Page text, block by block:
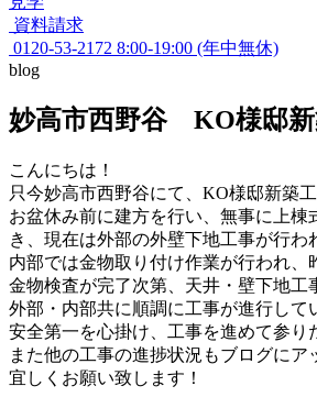
資料請求
0120-53-2172 8:00-19:00 (年中無休)
blog
妙高市西野谷 KO様邸新
こんにちは！
只今妙高市西野谷にて、KO様邸新築
お盆休み前に建方を行い、無事に上棟
き、現在は外部の外壁下地工事が行わ
内部では金物取り付け作業が行われ、
金物検査が完了次第、天井・壁下地工
外部・内部共に順調に工事が進行して
安全第一を心掛け、工事を進めて参り
また他の工事の進捗状況もブログにア
宜しくお願い致します！